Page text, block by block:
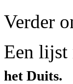
Verder
Een lijst
het Duits.